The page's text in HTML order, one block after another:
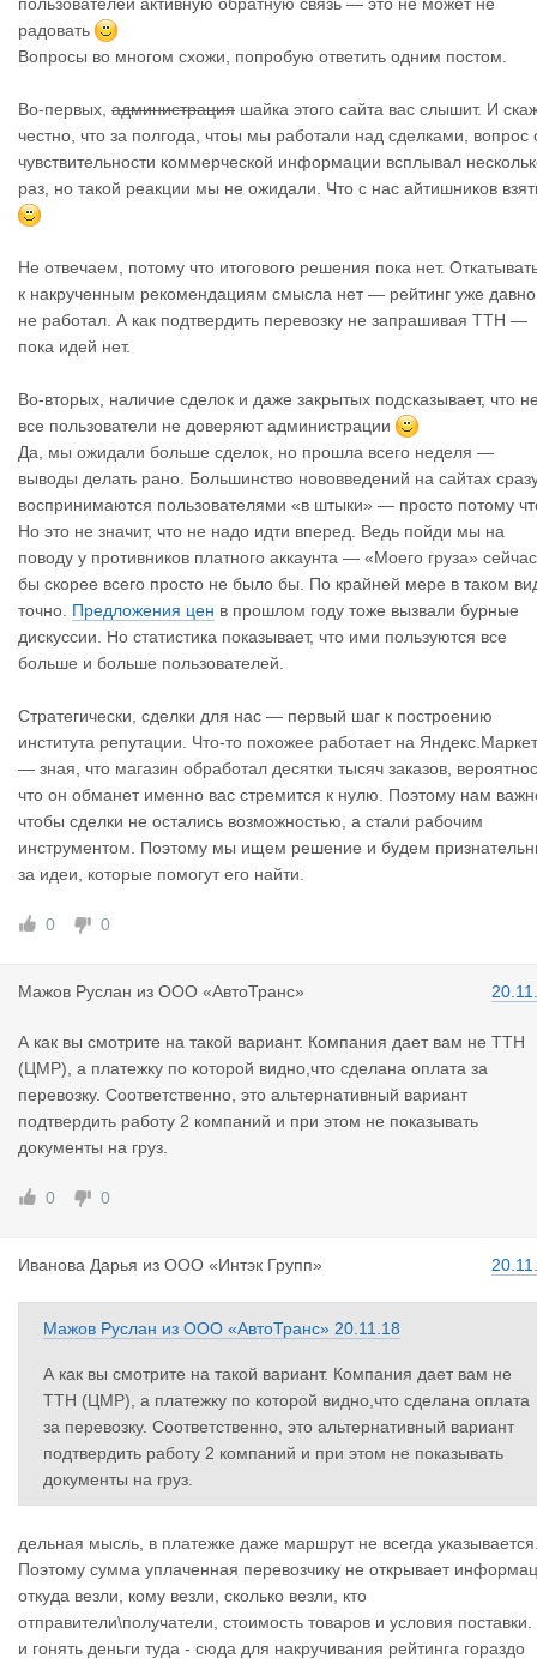
радовать
Вопросы во многом схожи, попробую ответить одним постом.
Во-первых, администрация шайка этого сайта вас слышит. И
честно, что за полгода, чтоы мы работали над сделками, вопрос
чувствительности коммерческой информации всплывал
раз, но такой реакции мы не ожидали. Что с нас айтишников
Не отвечаем, потому что итогового решения пока нет.
к накрученным рекомендациям смысла нет — рейтинг уже давно
не работал. А как подтвердить перевозку не запрашивая ТТН —
пока идей нет.
Во-вторых, наличие сделок и даже закрытых подсказывает, что
все пользователи не доверяют администрации
Да, мы ожидали больше сделок, но прошла всего неделя —
выводы делать рано. Большинство нововведений на сайтах
воспринимаются пользователями «в штыки» — просто потому
Но это не значит, что не надо идти вперед. Ведь пойди мы на
поводу у противников платного аккаунта — «Моего груза» сейчас
бы скорее всего просто не было бы. По крайней мере в таком
точно. Предложения цен в прошлом году тоже вызвали бурные
дискуссии. Но статистика показывает, что ими пользуются все
больше и больше пользователей.
Стратегически, сделки для нас — первый шаг к построению
института репутации. Что-то похожее работает на
— зная, что магазин обработал десятки тысяч заказов,
что он обманет именно вас стремится к нулю. Поэтому нам
чтобы сделки не остались возможностью, а стали рабочим
инструментом. Поэтому мы ищем решение и будем
за идеи, которые помогут его найти.
0 0
Мажов Руслан из ООО «АвтоТранс»
А как вы смотрите на такой вариант. Компания дает вам не ТТН
(ЦМР), а платежку по которой видно,что сделана оплата за
перевозку. Соответственно, это альтернативный вариант
подтвердить работу 2 компаний и при этом не показывать
документы на груз.
0 0
Иванова Дарья из ООО «Интэк Групп»
Мажов Руслан из ООО «АвтоТранс» 20.11.18
А как вы смотрите на такой вариант. Компания дает вам не
ТТН (ЦМР), а платежку по которой видно,что сделана оплата
за перевозку. Соответственно, это альтернативный вариант
подтвердить работу 2 компаний и при этом не показывать
документы на груз.
дельная мысль, в платежке даже маршрут не всегда
Поэтому сумма уплаченная перевозчику не открывает
откуда везли, кому везли, сколько везли, кто
отправители\получатели, стоимость товаров и условия
и гонять деньги туда - сюда для накручивания рейтинга гораздо